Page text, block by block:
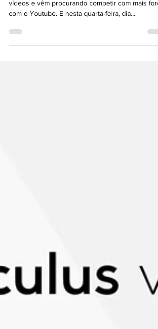
O Facebook focou em se tornar uma plataforma
com o Youtube. E nesta quarta-feira, dia...